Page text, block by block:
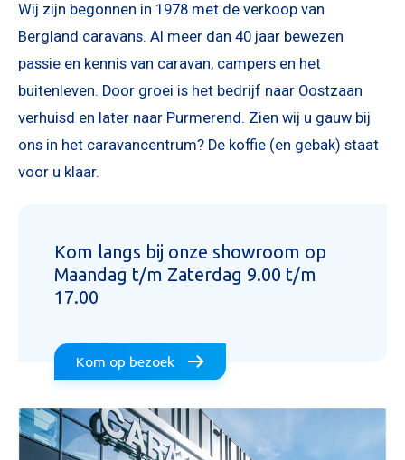
ONZE
Foto bijvoegen
Wij zijn begonnen in 1978 met de verkoop van
Bergland caravans. Al meer dan 40 jaar bewezen
passie en kennis van caravan, campers en het
buitenleven. Door groei is het bedrijf naar Oostzaan
verhuisd en later naar Purmerend. Zien wij u gauw bij
ons in het caravancentrum? De koffie (en gebak) staat
voor u klaar.
Kom langs bij onze showroom op
Maandag t/m Zaterdag 9.00 t/m
17.00
Kom op bezoek